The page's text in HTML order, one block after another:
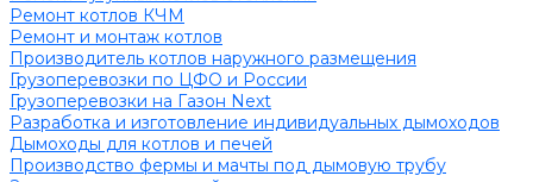
Ремонт котлов КЧМ
Ремонт и монтаж котлов
Производитель котлов наружного размещения
Грузоперевозки по ЦФО и России
Грузоперевозки на Газон Next
Разработка и изготовление индивидуальных дымоходов
Дымоходы для котлов и печей
Производство фермы и мачты под дымовую трубу